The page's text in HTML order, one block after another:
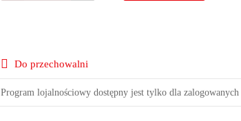
Do przechowalni
Program lojalnościowy dostępny jest tylko dla